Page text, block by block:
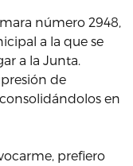
número 2948,
a la que se
a la Junta.
de
en
prefiero